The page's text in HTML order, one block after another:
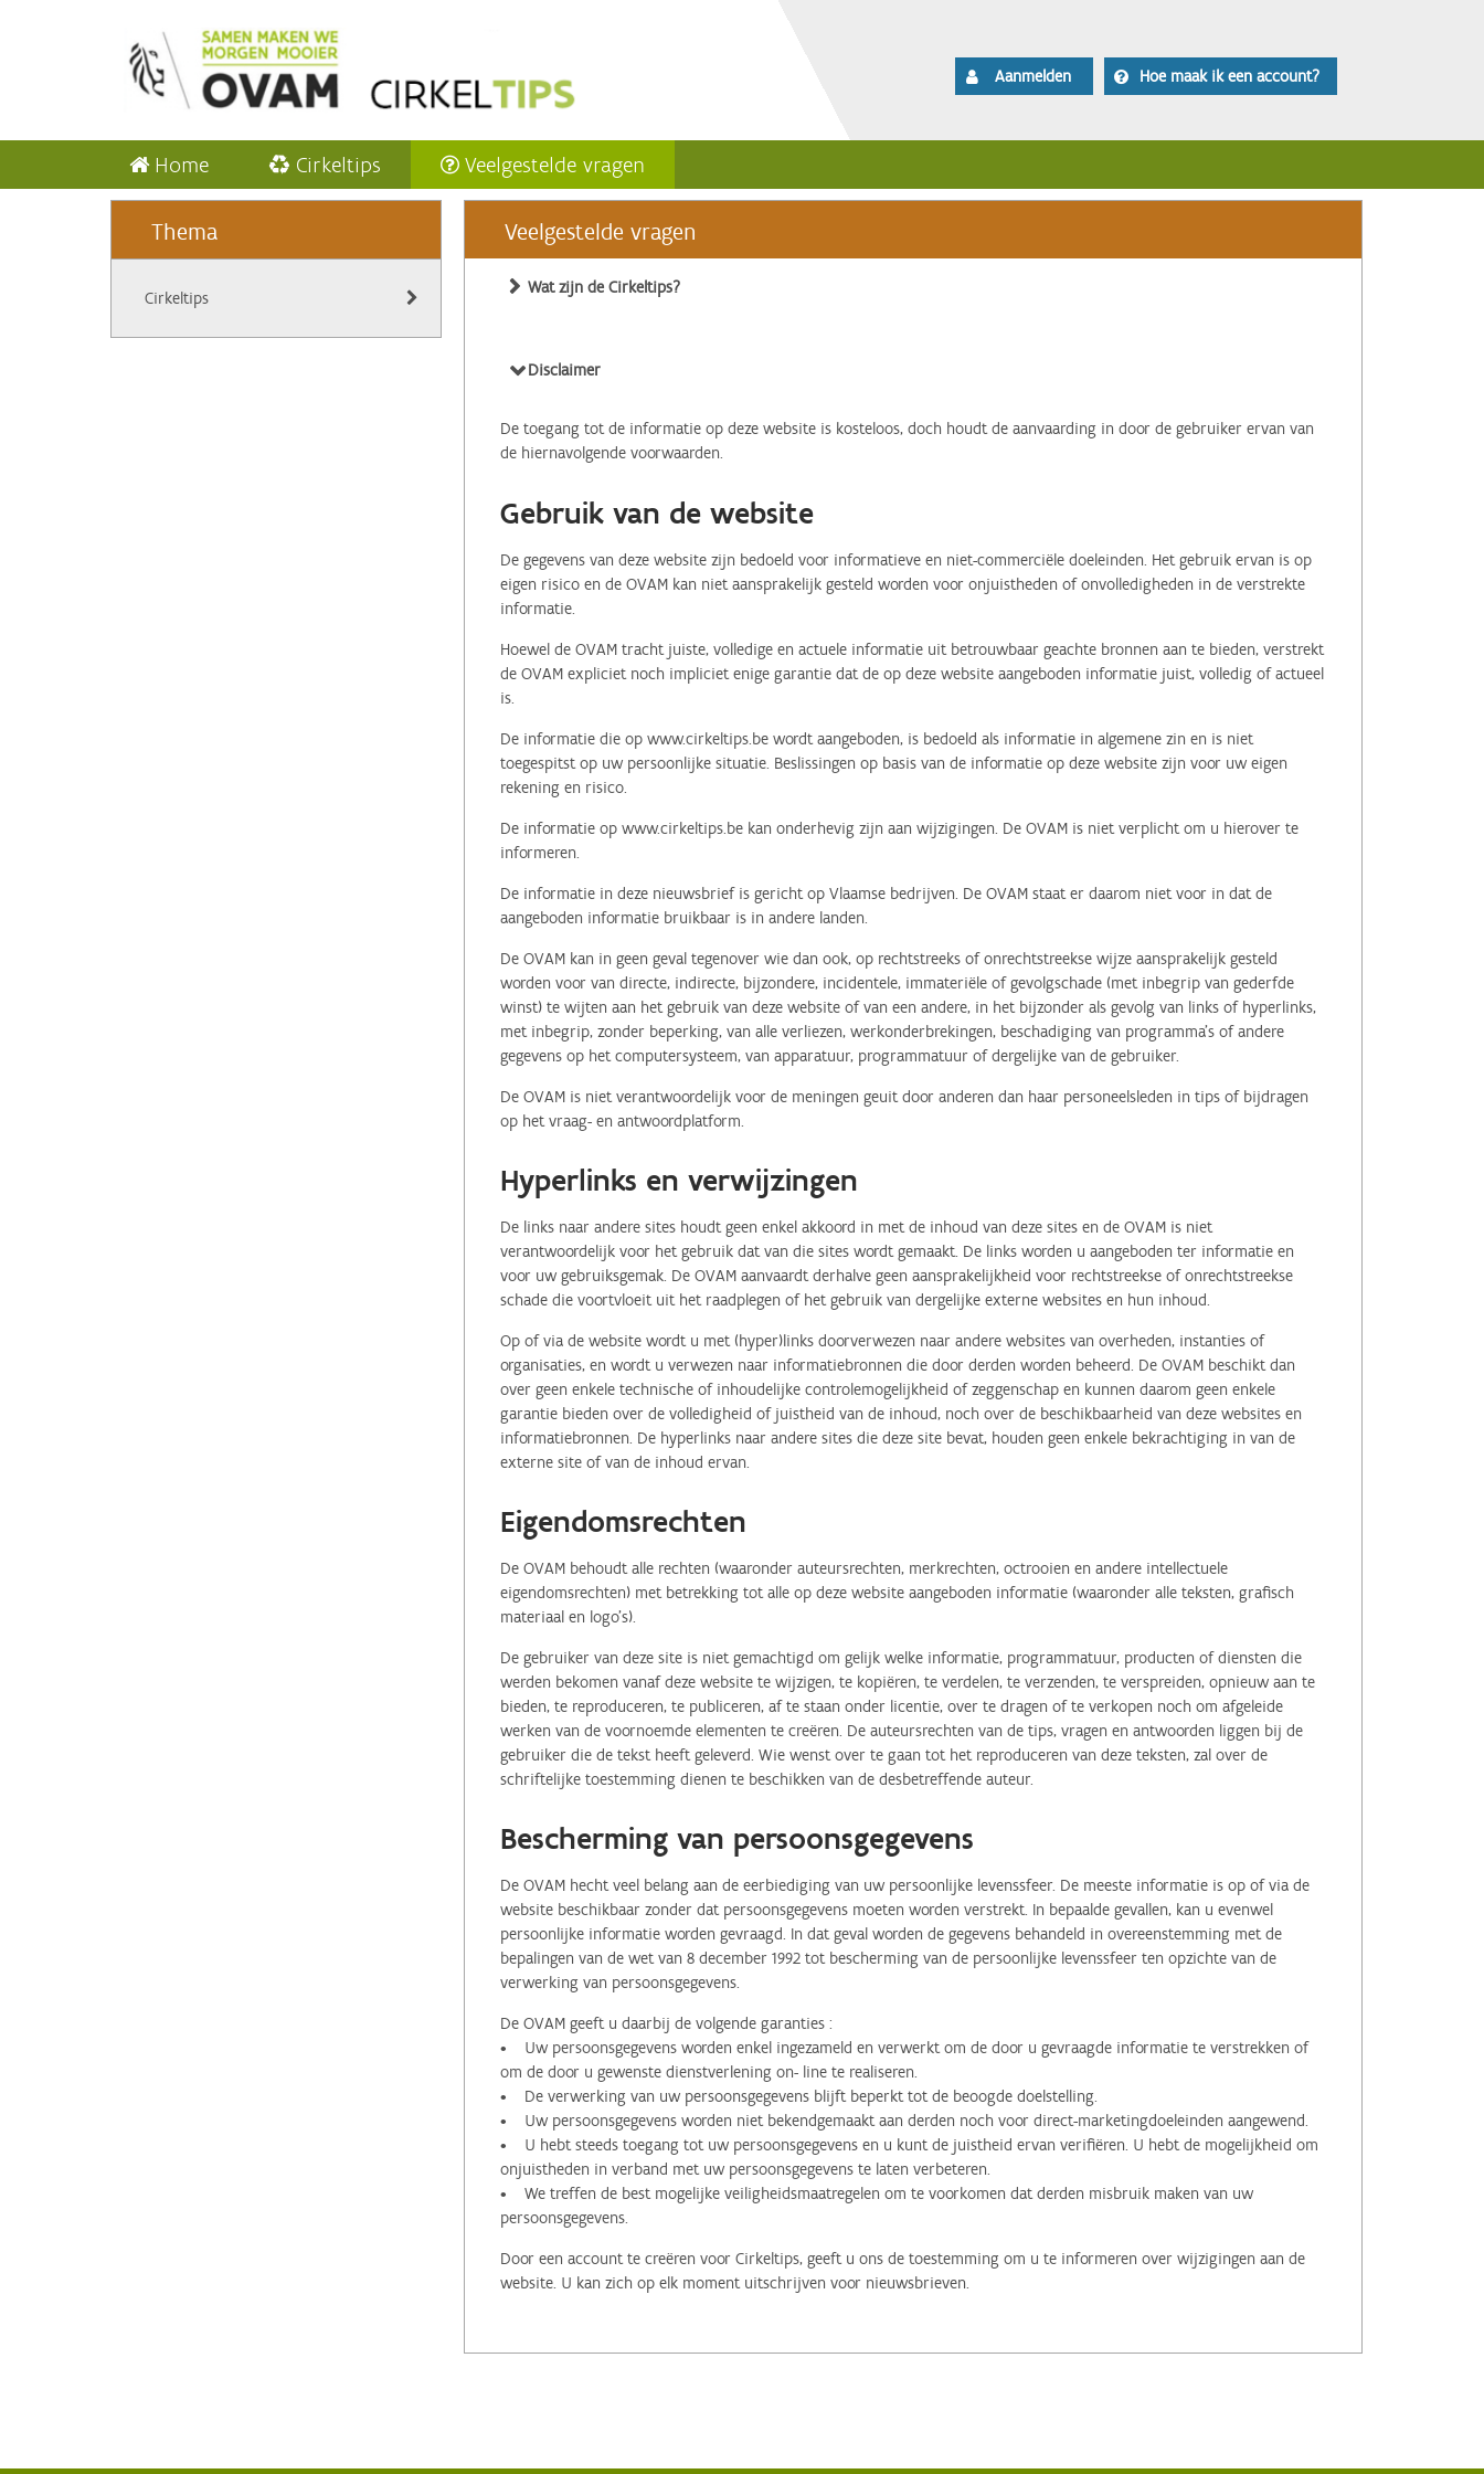
Aanmelden Hoe maak ik een account?
Home Cirkeltips Veelgestelde vragen
Thema
Cirkeltips
Veelgestelde vragen
Wat zijn de Cirkeltips?
Disclaimer
De toegang tot de informatie op deze website is kosteloos, doch houdt de aanvaarding in door de gebruiker ervan van
de hiernavolgende voorwaarden.
Gebruik van de website
De gegevens van deze website zijn bedoeld voor informatieve en niet-commerciële doeleinden. Het gebruik ervan is op
eigen risico en de OVAM kan niet aansprakelijk gesteld worden voor onjuistheden of onvolledigheden in de verstrekte
informatie.
Hoewel de OVAM tracht juiste, volledige en actuele informatie uit betrouwbaar geachte bronnen aan te bieden, verstrekt
de OVAM expliciet noch impliciet enige garantie dat de op deze website aangeboden informatie juist, volledig of actueel
is.
De informatie die op www.cirkeltips.be wordt aangeboden, is bedoeld als informatie in algemene zin en is niet
toegespitst op uw persoonlijke situatie. Beslissingen op basis van de informatie op deze website zijn voor uw eigen
rekening en risico.
De informatie op www.cirkeltips.be kan onderhevig zijn aan wijzigingen. De OVAM is niet verplicht om u hierover te
informeren.
De informatie in deze nieuwsbrief is gericht op Vlaamse bedrijven. De OVAM staat er daarom niet voor in dat de
aangeboden informatie bruikbaar is in andere landen.
De OVAM kan in geen geval tegenover wie dan ook, op rechtstreeks of onrechtstreekse wijze aansprakelijk gesteld
worden voor van directe, indirecte, bijzondere, incidentele, immateriële of gevolgschade (met inbegrip van gederfde
winst) te wijten aan het gebruik van deze website of van een andere, in het bijzonder als gevolg van links of hyperlinks,
met inbegrip, zonder beperking, van alle verliezen, werkonderbrekingen, beschadiging van programma's of andere
gegevens op het computersysteem, van apparatuur, programmatuur of dergelijke van de gebruiker.
De OVAM is niet verantwoordelijk voor de meningen geuit door anderen dan haar personeelsleden in tips of bijdragen
op het vraag- en antwoordplatform.
Hyperlinks en verwijzingen
De links naar andere sites houdt geen enkel akkoord in met de inhoud van deze sites en de OVAM is niet
verantwoordelijk voor het gebruik dat van die sites wordt gemaakt. De links worden u aangeboden ter informatie en
voor uw gebruiksgemak. De OVAM aanvaardt derhalve geen aansprakelijkheid voor rechtstreekse of onrechtstreekse
schade die voortvloeit uit het raadplegen of het gebruik van dergelijke externe websites en hun inhoud.
Op of via de website wordt u met (hyper)links doorverwezen naar andere websites van overheden, instanties of
organisaties, en wordt u verwezen naar informatiebronnen die door derden worden beheerd. De OVAM beschikt dan
over geen enkele technische of inhoudelijke controlemogelijkheid of zeggenschap en kunnen daarom geen enkele
garantie bieden over de volledigheid of juistheid van de inhoud, noch over de beschikbaarheid van deze websites en
informatiebronnen. De hyperlinks naar andere sites die deze site bevat, houden geen enkele bekrachtiging in van de
externe site of van de inhoud ervan.
Eigendomsrechten
De OVAM behoudt alle rechten (waaronder auteursrechten, merkrechten, octrooien en andere intellectuele
eigendomsrechten) met betrekking tot alle op deze website aangeboden informatie (waaronder alle teksten, grafisch
materiaal en logo's).
De gebruiker van deze site is niet gemachtigd om gelijk welke informatie, programmatuur, producten of diensten die
werden bekomen vanaf deze website te wijzigen, te kopiëren, te verdelen, te verzenden, te verspreiden, opnieuw aan te
bieden, te reproduceren, te publiceren, af te staan onder licentie, over te dragen of te verkopen noch om afgeleide
werken van de voornoemde elementen te creëren. De auteursrechten van de tips, vragen en antwoorden liggen bij de
gebruiker die de tekst heeft geleverd. Wie wenst over te gaan tot het reproduceren van deze teksten, zal over de
schriftelijke toestemming dienen te beschikken van de desbetreffende auteur.
Bescherming van persoonsgegevens
De OVAM hecht veel belang aan de eerbiediging van uw persoonlijke levenssfeer. De meeste informatie is op of via de
website beschikbaar zonder dat persoonsgegevens moeten worden verstrekt. In bepaalde gevallen, kan u evenwel
persoonlijke informatie worden gevraagd. In dat geval worden de gegevens behandeld in overeenstemming met de
bepalingen van de wet van 8 december 1992 tot bescherming van de persoonlijke levenssfeer ten opzichte van de
verwerking van persoonsgegevens.
De OVAM geeft u daarbij de volgende garanties :
• Uw persoonsgegevens worden enkel ingezameld en verwerkt om de door u gevraagde informatie te verstrekken of
om de door u gewenste dienstverlening on- line te realiseren.
• De verwerking van uw persoonsgegevens blijft beperkt tot de beoogde doelstelling.
• Uw persoonsgegevens worden niet bekendgemaakt aan derden noch voor direct-marketingdoeleinden aangewend.
• U hebt steeds toegang tot uw persoonsgegevens en u kunt de juistheid ervan verifiëren. U hebt de mogelijkheid om
onjuistheden in verband met uw persoonsgegevens te laten verbeteren.
• We treffen de best mogelijke veiligheidsmaatregelen om te voorkomen dat derden misbruik maken van uw
persoonsgegevens.
Door een account te creëren voor Cirkeltips, geeft u ons de toestemming om u te informeren over wijzigingen aan de
website. U kan zich op elk moment uitschrijven voor nieuwsbrieven.